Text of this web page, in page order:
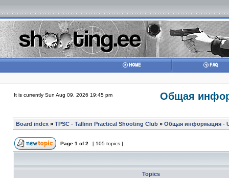
It is currently Sun Aug 09, 2026 19:45 pm Общая
Board index » TPSC - Tallinn Practical Shooting Club » Общая информация -
Page 1 of2 [ 105 topics ]
Topics